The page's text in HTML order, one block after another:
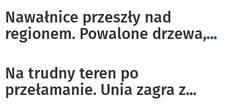
Nawałnice przeszły nad
regionem. Powalone drzewa,...
Na trudny teren po
przełamanie. Unia zagra z...